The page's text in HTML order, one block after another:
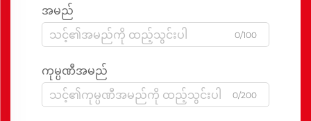
အမည်
0/100
ကုမ္ပဏီအမည်
0/200